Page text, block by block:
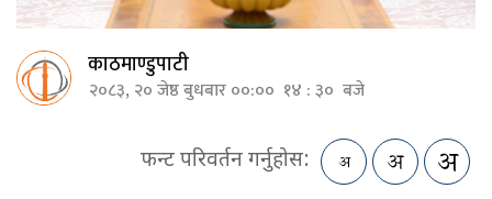
काठमाण्डुपाटी
२०८३, २० जेष्ठ बुधबार ००:०० १४ : ३० बजे
फन्ट परिवर्तन गर्नुहोस: